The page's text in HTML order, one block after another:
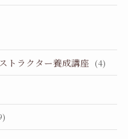
トラクター養成講座 (4)